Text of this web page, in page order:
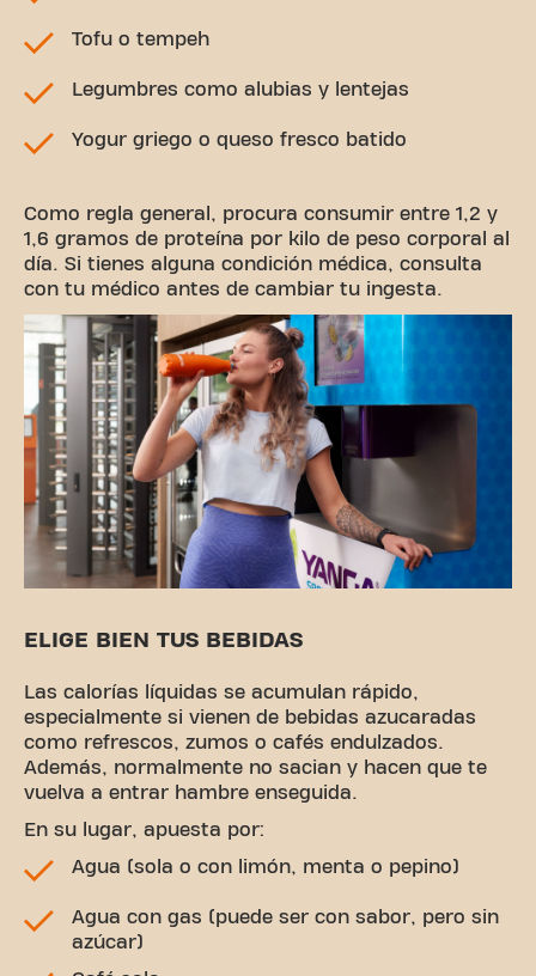
Tofu o tempeh
Legumbres como alubias y lentejas
Yogur griego o queso fresco batido
Como regla general, procura consumir entre 1,2 y
1,6 gramos de proteína por kilo de peso corporal al
día. Si tienes alguna condición médica, consulta
con tu médico antes de cambiar tu ingesta.
ELIGE BIEN TUS BEBIDAS
Las calorías líquidas se acumulan rápido,
especialmente si vienen de bebidas azucaradas
como refrescos, zumos o cafés endulzados.
Además, normalmente no sacian y hacen que te
vuelva a entrar hambre enseguida.
En su lugar, apuesta por:
Agua (sola o con limón, menta o pepino)
Agua con gas (puede ser con sabor, pero sin
azúcar)